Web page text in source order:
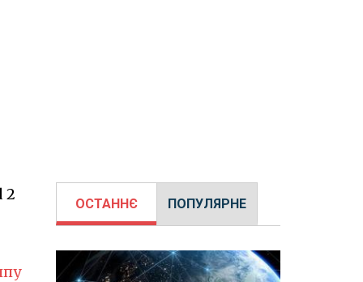
2
ОСТАННЄ ПОПУЛЯРНЕ